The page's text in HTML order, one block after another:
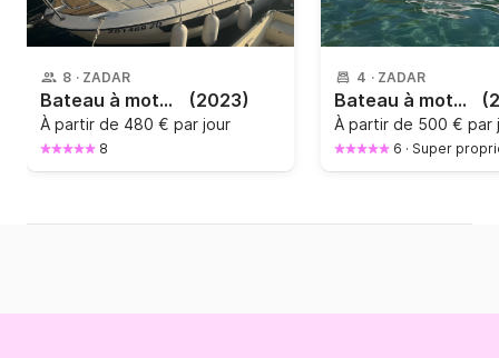
8 · ZADAR
Bateau à moteur Karnic SL 651 225cv (2023)
À partir de 480 € par jour
8
4 · ZADAR
Bateau à moteur Scarani Group Coral 30 Scarani
À partir de 500 € par
6 · Super